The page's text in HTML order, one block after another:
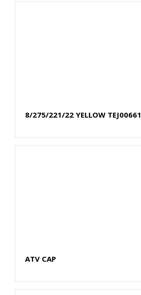
8/275/221/22 YELLOW TEJ00661
ATV CAP